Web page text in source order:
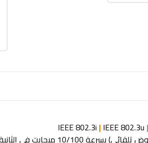
IEEE 802.3i |IEEE 802.3u |
بسرعة 10/100 ميجابت في الثانية(تلقائي